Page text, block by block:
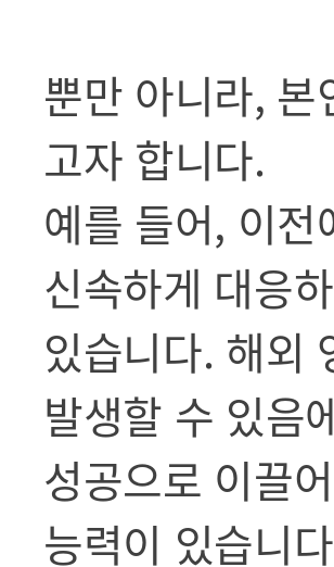
뿐만 아니라,
고자 합니다.
예를 들어, 이
신속하게 대응
있습니다. 해외
발생할 수 있음
성공으로 이끌
능력이 있습니